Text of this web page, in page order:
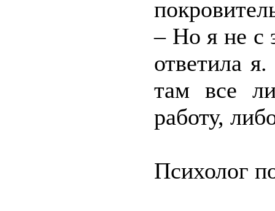
– Но я не с
ответила
там все
работу,
Психолог